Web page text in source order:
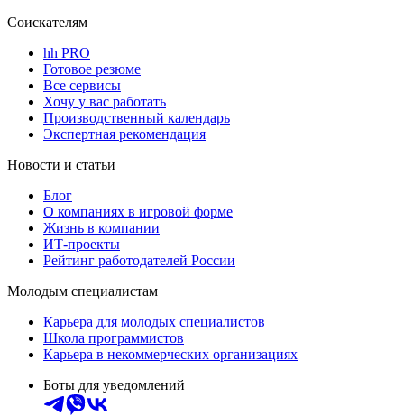
Соискателям
hh PRO
Готовое резюме
Все сервисы
Хочу у вас работать
Производственный календарь
Экспертная рекомендация
Новости и статьи
Блог
О компаниях в игровой форме
Жизнь в компании
ИТ-проекты
Рейтинг работодателей России
Молодым специалистам
Карьера для молодых специалистов
Школа программистов
Карьера в некоммерческих организациях
Боты для уведомлений